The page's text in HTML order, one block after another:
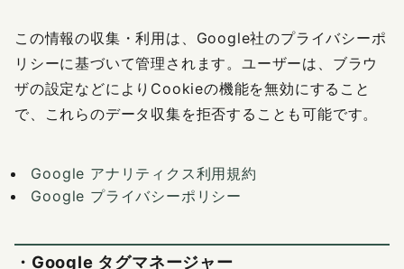
この情報の収集・利用は、Google社のプライバシーポ
リシーに基づいて管理されます。ユーザーは、ブラウ
ザの設定などによりCookieの機能を無効にすること
で、これらのデータ収集を拒否することも可能です。
Google アナリティクス利用規約
Google プライバシーポリシー
・Google タグマネージャー